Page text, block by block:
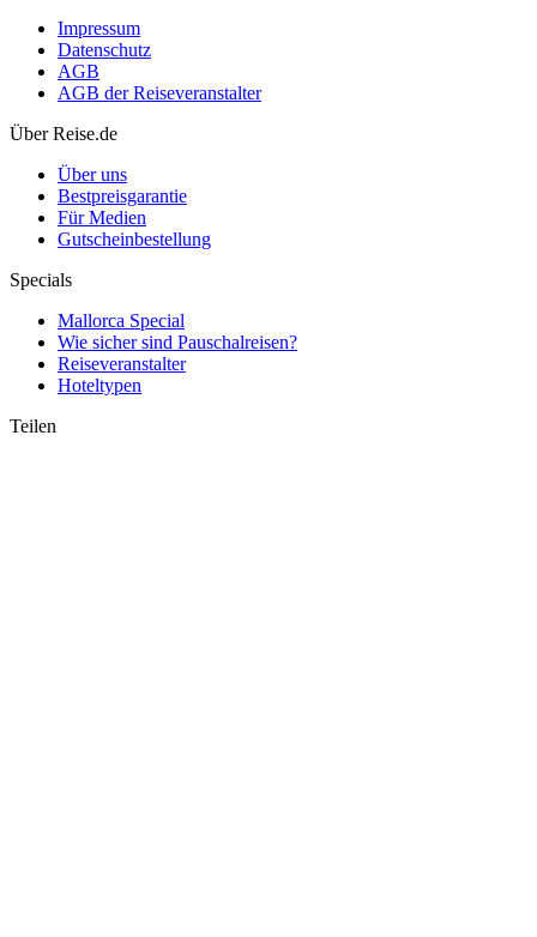
Impressum
Datenschutz
AGB
AGB der Reiseveranstalter
Über Reise.de
Über uns
Bestpreisgarantie
Für Medien
Gutscheinbestellung
Specials
Mallorca Special
Wie sicher sind Pauschalreisen?
Reiseveranstalter
Hoteltypen
Teilen